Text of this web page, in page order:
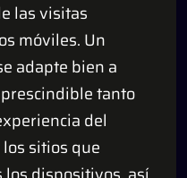
las visitas
móviles. Un
adapte bien a
tanto
del
sitios que